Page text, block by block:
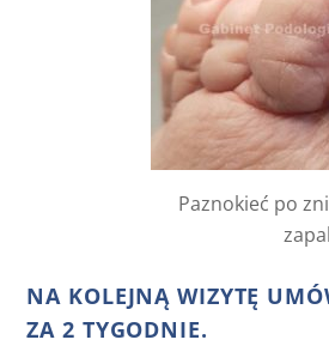
Paznokieć po
NA KOLEJNĄ WIZYTĘ
ZA 2 TYGODNIE.